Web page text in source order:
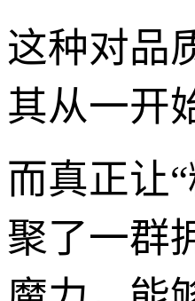
这种对品
其从一开
而真正让
聚了一群